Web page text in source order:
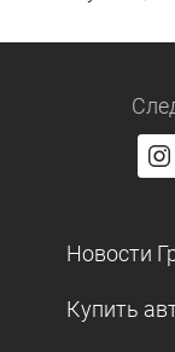
Новости
Купить